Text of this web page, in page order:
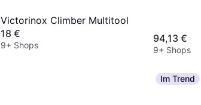
Victorinox Climber Multitool
18 €
9+ Shops
94,13 €
9+ Shops
Im Trend